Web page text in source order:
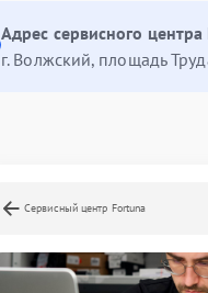
Адрес сервисного
г. Волжский, площадь
Сервисный центр Fortuna